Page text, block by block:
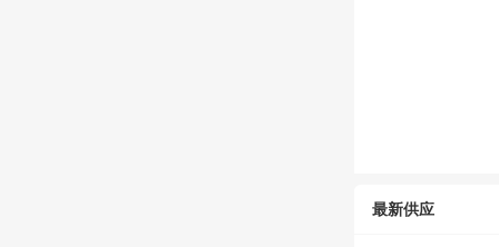
最新供应